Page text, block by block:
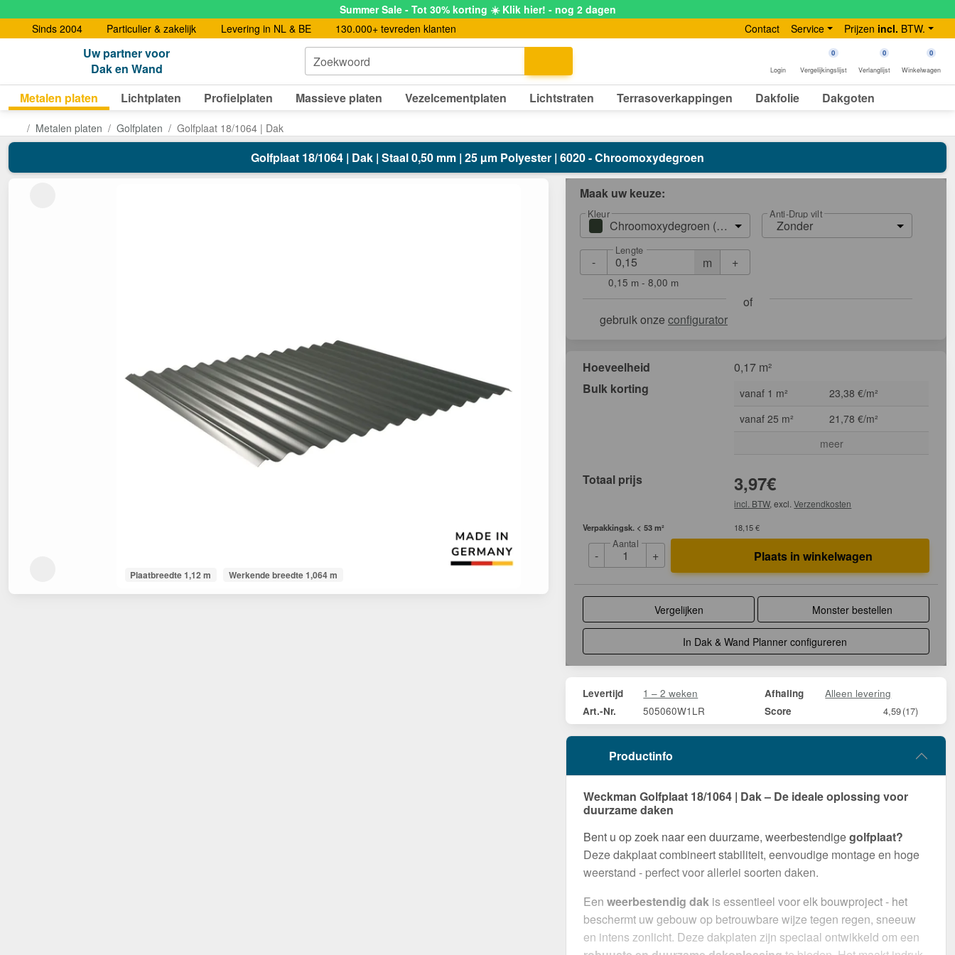
Summer Sale - Tot 30% korting ☀️ Klik hier! - nog 2 dagen
Sinds 2004
Particulier & zakelijk Levering in NL & BE 130.000+ tevreden klanten Contact Service Prijzen incl. BTW.
Uw partner voor
Dak en Wand
Zoekwoord
Login
0
Vergelijkingslijst
0
Verlanglijst
0
Winkelwagen
Metalen platen Lichtplaten Profielplaten Massieve platen Vezelcementplaten Lichtstraten Terrasoverkappingen Dakfolie Dakgoten
Metalen platen Golfplaten Golfplaat 18/1064 | Dak
Golfplaat 18/1064 | Dak | Staal 0,50 mm | 25 µm Polyester | 6020 - Chroomoxydegroen
Plaatbreedte 1,12 m Werkende breedte 1,064 m
Maak uw keuze:
Kleur
Chroomoxydegroen (RAL 6020)
Anti-Drup vilt
Zonder
- m
Lengte
+
0,15 m - 8,00 m
of
gebruik onze configurator
Hoeveelheid
0,17 m²
Bulk korting
vanaf 1 m²
23,38 €/m²
vanaf 25 m²
21,78 €/m²
meer
Totaal prijs 3,97€
incl. BTW, excl.Verzendkosten
Verpakkingsk. < 53 m² 18,15 €
-
Aantal
+ Plaats in winkelwagen
Vergelijken Monster bestellen
In Dak & Wand Planner configureren
Levertijd 1 – 2 weken Afhaling Alleen levering
Art.-Nr. 505060W1LR Score 4,59(17)
Productinfo
Weckman Golfplaat 18/1064 | Dak – De ideale oplossing voor
duurzame daken
Bent u op zoek naar een duurzame, weerbestendigegolfplaat?
Deze dakplaat combineert stabiliteit, eenvoudige montage en hoge
weerstand - perfect voor allerlei soorten daken.
Een weerbestendig dak is essentieel voor elk bouwproject - het
beschermt uw gebouw op betrouwbare wijze tegen regen, sneeuw
en intens zonlicht. Deze dakplaten zijn speciaal ontwikkeld om een